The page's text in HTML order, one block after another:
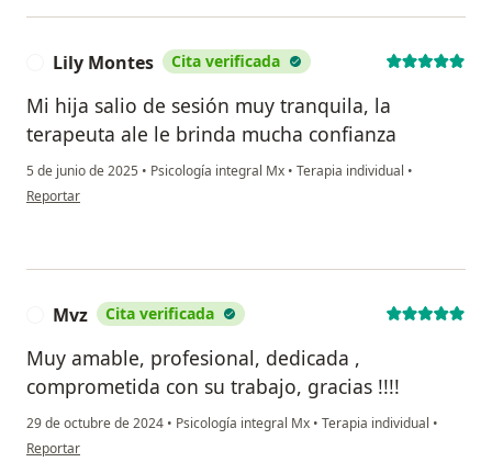
Lily Montes Cita verificada
Mi hija salio de sesión muy tranquila, la
terapeuta ale le brinda mucha confianza
5 de junio de 2025 • Psicología integral Mx • Terapia individual •
en opinión del usuario Lily Montes
Reportar
Mvz Cita verificada
Muy amable, profesional, dedicada ,
comprometida con su trabajo, gracias !!!!
29 de octubre de 2024 • Psicología integral Mx • Terapia individual •
en opinión del usuario Mvz
Reportar